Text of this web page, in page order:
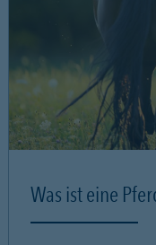
Was ist eine